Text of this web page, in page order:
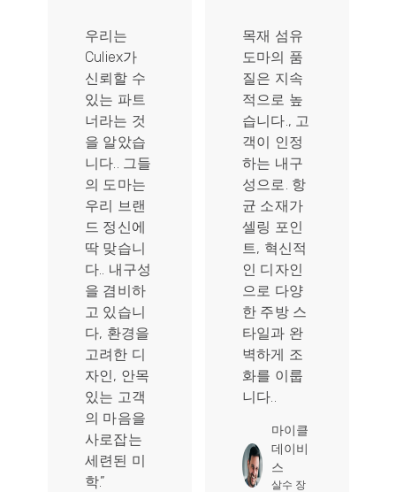
목재 섬유
도마의 품
질은 지속
적으로 높
습니다., 고
객이 인정
하는 내구
성으로. 항
균 소재가
셀링 포인
트, 혁신적
인 디자인
으로 다양
한 주방 스
타일과 완
벽하게 조
화를 이룹
니다..
마이클
데이비
스
우리는 항
상 독특하
고 사려 깊
은 선물 품
목을 찾고
있습니다.,
Culiex 도
마는 인기
있는 선택
이 되었습
니다.. 고객
은 목재 섬
유 소재를
좋아합니
다., 자연스
럽고 세련
된 느낌을
주는. 실용
아니라, 그
들은 성명
을 발표합